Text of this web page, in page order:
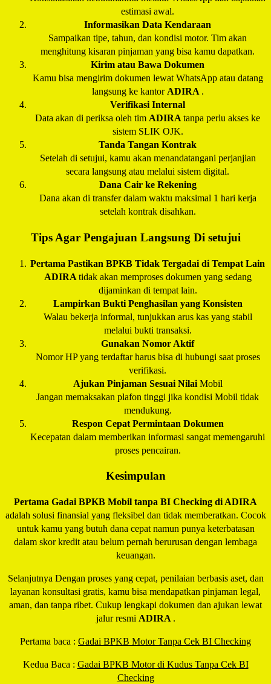
estimasi awal.
Informasikan Data Kendaraan
Sampaikan tipe, tahun, dan kondisi motor. Tim akan
menghitung kisaran pinjaman yang bisa kamu dapatkan.
Kirim atau Bawa Dokumen
Kamu bisa mengirim dokumen lewat WhatsApp atau datang
langsung ke kantor ADIRA .
Verifikasi Internal
Data akan di periksa oleh tim ADIRA tanpa perlu akses ke
sistem SLIK OJK.
Tanda Tangan Kontrak
Setelah di setujui, kamu akan menandatangani perjanjian
secara langsung atau melalui sistem digital.
Dana Cair ke Rekening
Dana akan di transfer dalam waktu maksimal 1 hari kerja
setelah kontrak disahkan.
Tips Agar Pengajuan Langsung Di setujui
Pertama Pastikan BPKB Tidak Tergadai di Tempat Lain
ADIRA tidak akan memproses dokumen yang sedang
dijaminkan di tempat lain.
Lampirkan Bukti Penghasilan yang Konsisten
Walau bekerja informal, tunjukkan arus kas yang stabil
melalui bukti transaksi.
Gunakan Nomor Aktif
Nomor HP yang terdaftar harus bisa di hubungi saat proses
verifikasi.
Ajukan Pinjaman Sesuai Nilai Mobil
Jangan memaksakan plafon tinggi jika kondisi Mobil tidak
mendukung.
Respon Cepat Permintaan Dokumen
Kecepatan dalam memberikan informasi sangat memengaruhi
proses pencairan.
Kesimpulan
Pertama Gadai BPKB Mobil tanpa BI Checking di ADIRA
adalah solusi finansial yang fleksibel dan tidak memberatkan. Cocok
untuk kamu yang butuh dana cepat namun punya keterbatasan
dalam skor kredit atau belum pernah berurusan dengan lembaga
keuangan.
Selanjutnya Dengan proses yang cepat, penilaian berbasis aset, dan
layanan konsultasi gratis, kamu bisa mendapatkan pinjaman legal,
aman, dan tanpa ribet. Cukup lengkapi dokumen dan ajukan lewat
jalur resmi ADIRA .
Pertama baca : Gadai BPKB Motor Tanpa Cek BI Checking
Kedua Baca : Gadai BPKB Motor di Kudus Tanpa Cek BI
Checking